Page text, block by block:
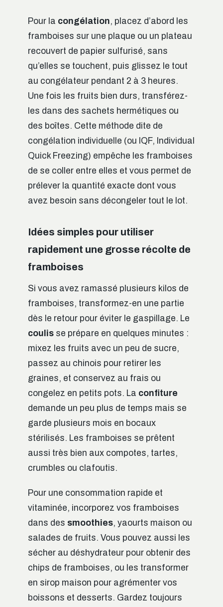
Pour la congélation, placez d’abord les
framboises sur une plaque ou un plateau
recouvert de papier sulfurisé, sans
qu’elles se touchent, puis glissez le tout
au congélateur pendant 2 à 3 heures.
Une fois les fruits bien durs, transférez-
les dans des sachets hermétiques ou
des boîtes. Cette méthode dite de
congélation individuelle (ou IQF, Individual
Quick Freezing) empêche les framboises
de se coller entre elles et vous permet de
prélever la quantité exacte dont vous
avez besoin sans décongeler tout le lot.
Idées simples pour utiliser
rapidement une grosse récolte de
framboises
Si vous avez ramassé plusieurs kilos de
framboises, transformez-en une partie
dès le retour pour éviter le gaspillage. Le
coulis se prépare en quelques minutes :
mixez les fruits avec un peu de sucre,
passez au chinois pour retirer les
graines, et conservez au frais ou
congelez en petits pots. La confiture
demande un peu plus de temps mais se
garde plusieurs mois en bocaux
stérilisés. Les framboises se prêtent
aussi très bien aux compotes, tartes,
crumbles ou clafoutis.
Pour une consommation rapide et
vitaminée, incorporez vos framboises
dans des smoothies, yaourts maison ou
salades de fruits. Vous pouvez aussi les
sécher au déshydrateur pour obtenir des
chips de framboises, ou les transformer
en sirop maison pour agrémenter vos
boissons et desserts. Gardez toujours